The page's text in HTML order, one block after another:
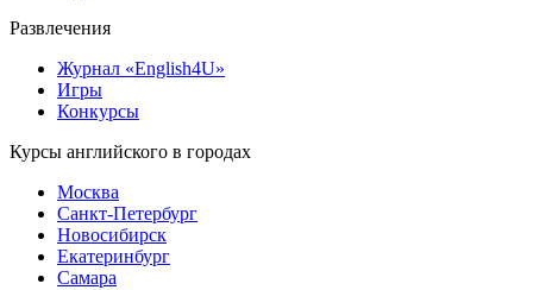
Развлечения
Журнал «English4U»
Игры
Конкурсы
Курсы английского в городах
Москва
Санкт-Петербург
Новосибирск
Екатеринбург
Самара